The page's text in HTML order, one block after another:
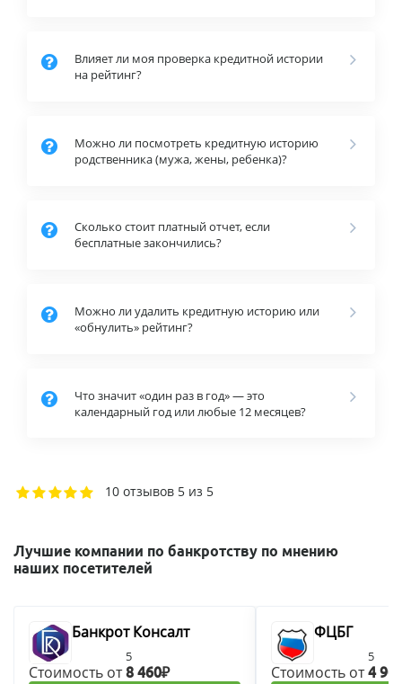
Влияет ли моя проверка кредитной истории
на рейтинг?
Можно ли посмотреть кредитную историю
родственника (мужа, жены, ребенка)?
Сколько стоит платный отчет, если
бесплатные закончились?
Можно ли удалить кредитную историю или
«обнулить» рейтинг?
Что значит «один раз в год» — это
календарный год или любые 12 месяцев?
10 отзывов 5 из 5
Лучшие компании по банкротству по мнению
наших посетителей
Банкрот Консалт
5
Стоимость от8 460₽
ФЦБГ
5
Стоимость от4